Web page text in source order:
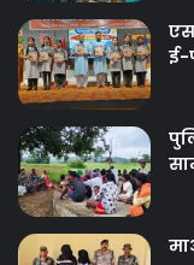
ई-